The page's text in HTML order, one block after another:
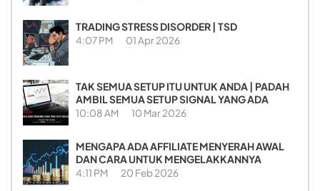
TRADING STRESS DISORDER | TSD
4:07 PM 01 Apr 2026
TAK SEMUA SETUP ITU UNTUK ANDA | PADAH
AMBIL SEMUA SETUP SIGNAL YANG ADA
10:08 AM 10 Mar 2026
MENGAPA ADA AFFILIATE MENYERAH AWAL
DAN CARA UNTUK MENGELAKKANNYA
4:11 PM 20 Feb 2026